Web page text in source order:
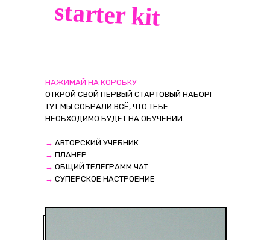
starter kit
НАЖИМАЙ НА КОРОБКУ
ОТКРОЙ СВОЙ ПЕРВЫЙ СТАРТОВЫЙ НАБОР!
ТУТ МЫ СОБРАЛИ ВСЁ, ЧТО ТЕБЕ
НЕОБХОДИМО БУДЕТ НА ОБУЧЕНИИ.
→ АВТОРСКИЙ УЧЕБНИК
→ ПЛАНЕР
→ ОБЩИЙ ТЕЛЕГРАММ ЧАТ
→ СУПЕРСКОЕ НАСТРОЕНИЕ